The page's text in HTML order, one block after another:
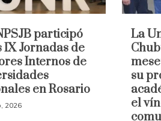
participó
IX Jornadas de
Internos de
en Rosario
2026
La
su
el